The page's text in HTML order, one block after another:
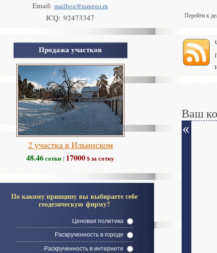
Email: mailbox@ramgeo.ru
ICQ: 92473347
Продажа участков
2 участка в Ильинском
48.46сотки | 17000$ за сотку
По какому принципу вы выбираете себе
геодезическую фирму?
Ценовая политика
Раскрученность в городе
Раскрученность в интернете
Перейти к
Ваш